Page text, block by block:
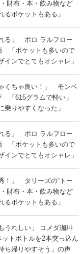
財布・本・飲み物など
ポケットもある」
る」 ポロ ラルフロー
「ポケットも多いので
ンでとてもオシャレ」
くちゃ良い！」 モンベ
「615グラムで軽い」
乗りやすくなった」
る」 ポロ ラルフロー
「ポケットも多いので
ンでとてもオシャレ」
！」 タリーズの“トー
財布・本・飲み物など
ポケットもある」
うれしい」 コメダ珈琲
ットボトルを2本突っ込ん
ち帰りやすそう」の声